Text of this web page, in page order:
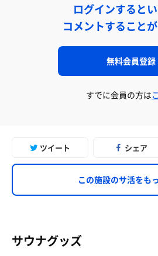
ログインすると
コメントすること
無料会員登録
すでに会員の方は
ツイート シェア
この施設のサ活をも
サウナグッズ